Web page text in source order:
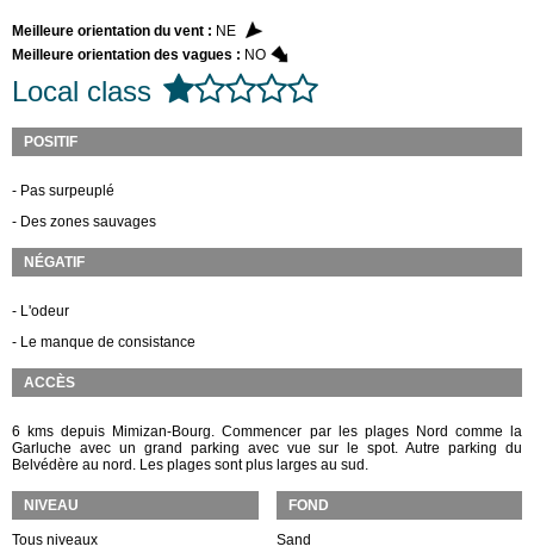
Meilleure orientation du vent : NE
Meilleure orientation des vagues : NO
Local class
POSITIF
- Pas surpeuplé
- Des zones sauvages
NÉGATIF
- L'odeur
- Le manque de consistance
ACCÈS
6 kms depuis Mimizan-Bourg. Commencer par les plages Nord comme la
Garluche avec un grand parking avec vue sur le spot. Autre parking du
Belvédère au nord. Les plages sont plus larges au sud.
NIVEAU
Tous niveaux
FOND
Sand